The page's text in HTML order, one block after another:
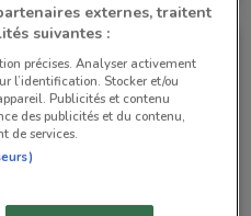
externes, traitent
suivantes :
précises. Analyser activement
l’identification. Stocker et/ou
Publicités et contenu
des publicités et du contenu,
de services.